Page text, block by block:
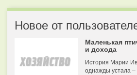
Новое от
Маленькая
и дохода
История Марии
однажды устала –